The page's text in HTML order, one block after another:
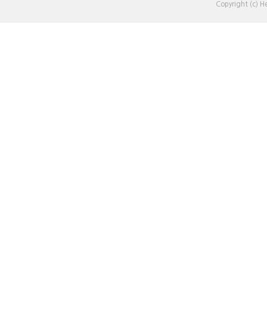
Copyright (c)